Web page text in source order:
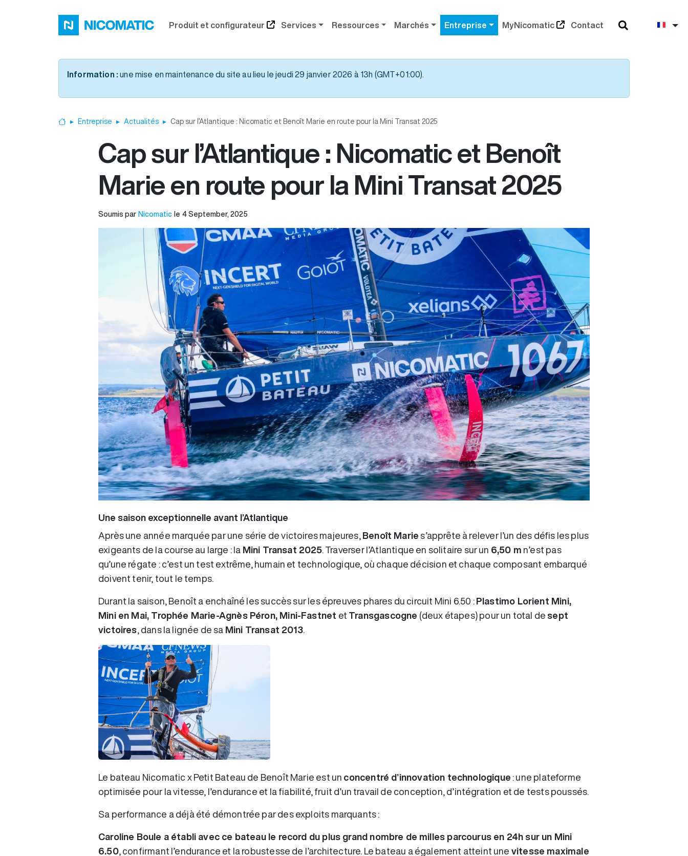
Produit et configurateur Services Ressources Marchés Entreprise MyNicomatic Contact Rechercher
Information : une mise en maintenance du site au lieu le jeudi 29 janvier 2026 à 13h (GMT+01:00).
Accueil
Entreprise Actualités Cap sur l’Atlantique : Nicomatic et Benoît Marie en route pour la Mini Transat 2025
Cap sur l’Atlantique : Nicomatic et Benoît
Marie en route pour la Mini Transat 2025
Soumis par Nicomatic le 4 September, 2025
Une saison exceptionnelle avant l’Atlantique
Après une année marquée par une série de victoires majeures, Benoît Marie s’apprête à relever l’un des défis les plus
exigeants de la course au large : la Mini Transat 2025. Traverser l’Atlantique en solitaire sur un 6,50 m n’est pas
qu’une régate : c’est un test extrême, humain et technologique, où chaque décision et chaque composant embarqué
doivent tenir, tout le temps.
Durant la saison, Benoît a enchaîné les succès sur les épreuves phares du circuit Mini 6.50 : Plastimo Lorient Mini,
Mini en Mai, Trophée Marie-Agnès Péron, Mini-Fastnet et Transgascogne (deux étapes) pour un total de sept
victoires , dans la lignée de sa Mini Transat 2013.
Le bateau Nicomatic x Petit Bateau de Benoît Marie est un concentré d’innovation technologique : une plateforme
optimisée pour la vitesse, l’endurance et la fiabilité, fruit d’un travail de conception, d’intégration et de tests poussés.
Sa performance a déjà été démontrée par des exploits marquants :
Caroline Boule a établi avec ce bateau le record du plus grand nombre de milles parcourus en 24h sur un Mini
6.50, confirmant l’endurance et la robustesse de l’architecture. Le bateau a également atteint une vitesse maximale